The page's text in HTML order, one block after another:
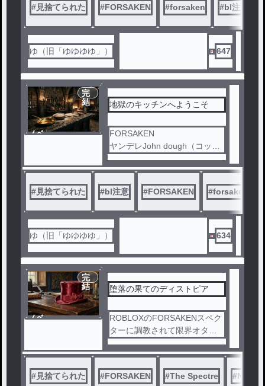
#見捨てられた #FORSAKEN #forsaken #bl注意
ゆ（旧「ゆゆゆゆ」） 647
ノベ
完
結
地獄のキッチンへようこそ
FORSAKEN
ヤンデレJohn dough（コック
）×ツンデレ1eggsとスペクタ
ーたちの話。本物のジョンド
ゥはジェーンがいるので、自
分でジェーン以外のカップル
話作るの抵抗あったけど（他
の方がかかれたイラストや小
説は好き♡）、コックジョン
ドゥはパン生地だって話を聞
いて、それならめっちゃアリ
なら純愛だよね（？）
#見捨てられた #bl注意 #FORSAKEN #forsaken
ゆ（旧「ゆゆゆゆ」） 634
ノベ
完
結
堕落の果てのディストピア
ROBLOXのFORSAKENスペク
ターに調教されて限界オタク
と化したノスフェラトゥの話
。キャラ崩壊してます。
なんでこうなったのかは、『
繋がる鎖』の方を読んでもら
#見捨てられた #FORSAKEN #The Spectre #